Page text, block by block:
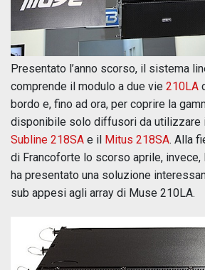
Presentato l’anno scorso, il sistema
comprende il modulo a due vie 210LA
bordo e, fino ad ora, per coprire la
disponibile solo diffusori da utilizzare
Subline 218SA e il Mitus 218SA. Alla
di Francoforte lo scorso aprile, invece,
ha presentato una soluzione
sub appesi agli array di Muse 210LA.